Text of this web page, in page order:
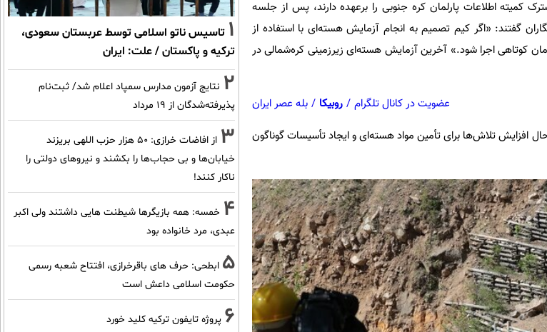
اطلاعات پارلمان کره جنوبی را برعهده دارند، پس از جلسه
گفتند: «اگر کیم تصمیم به انجام آزمایش هسته‌ای با استفاده از
در زمان کوتاهی اجرا شود.» آخرین آزمایش هسته‌ای زیرزمینی کره‌شمالی در
عضویت در کانال تلگرام / روبیکا / بله عصر ایران
افزایش تلاش‌ها برای تأمین مواد هسته‌ای و ایجاد تأسیسات گوناگون
1 تاسیس ناتو اسلامی توسط عربستان سعودی،
ترکیه و پاکستان / علت: ایران
2 نتایج آزمون مدارس سمپاد اعلام شد/ ثبت‌نام
پذیرفته‌شدگان از ۱۹ مرداد
3
از افاضات خرازی: ۵۰ هزار حزب اللهی بریزند
خیابان‌ها و بی حجاب‌ها را بکشند و نیرو‌های دولتی را
ناکار کنند!
4 خمسه: همه بازیگرها شیطنت هایی داشتند ولی اکبر
عبدی، مرد خانواده بود
5 ابطحی: حرف های باقرخرازی، افتتاح شعبه رسمی
حکومت اسلامی داعش است
6 پروژه تایفون ترکیه کلید خورد